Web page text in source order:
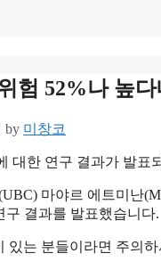
험 52%나 높다
by 미창코
대한 연구 결과가 발표
마야르 에트미난
구 결과를 발표했습니다.
있는 분들이라면 주의